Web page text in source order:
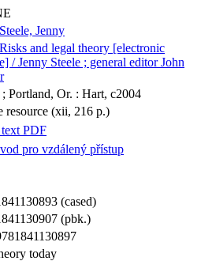
Steele, Jenny
Risks and legal theory [electronic
/ Jenny Steele ; general editor John
Portland, Or. : Hart, c2004
resource (xii, 216 p.)
PDF
pro vzdálený přístup
(cased)
(pbk.)
today